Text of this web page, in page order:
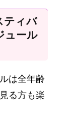
ティバ
ュール
は全年齢
る方も楽